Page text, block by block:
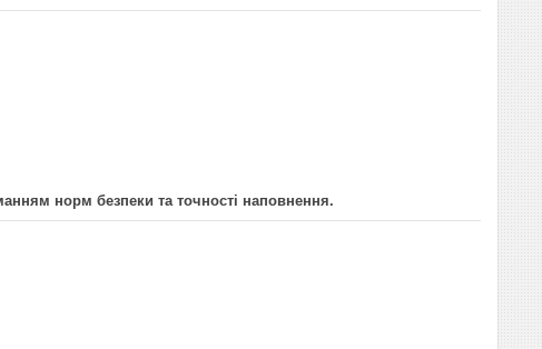
норм безпеки та точності наповнення.